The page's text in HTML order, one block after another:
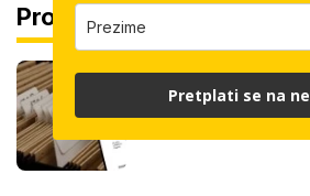
Pročitaj još
Promjena prakse
su zakon? Za
Pretplati se na